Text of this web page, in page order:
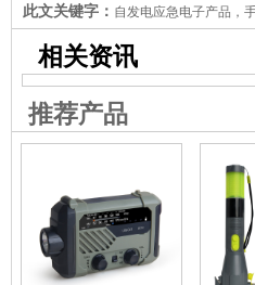
此文关键字： 自发电应急电子产品，
机、太阳能发电手电筒收音机、可充
急救灾方案和产品提供商
相关资讯
推荐产品